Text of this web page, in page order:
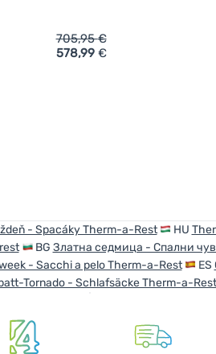
Therm-a-Rest
705,95€
578,99 €
- Spacáky Therm-a-Rest HU
BG Златна седмица - Спални
- Sacchi a pelo Therm-a-Rest ES
Tornado - Schlafsäcke Therm-a-Rest